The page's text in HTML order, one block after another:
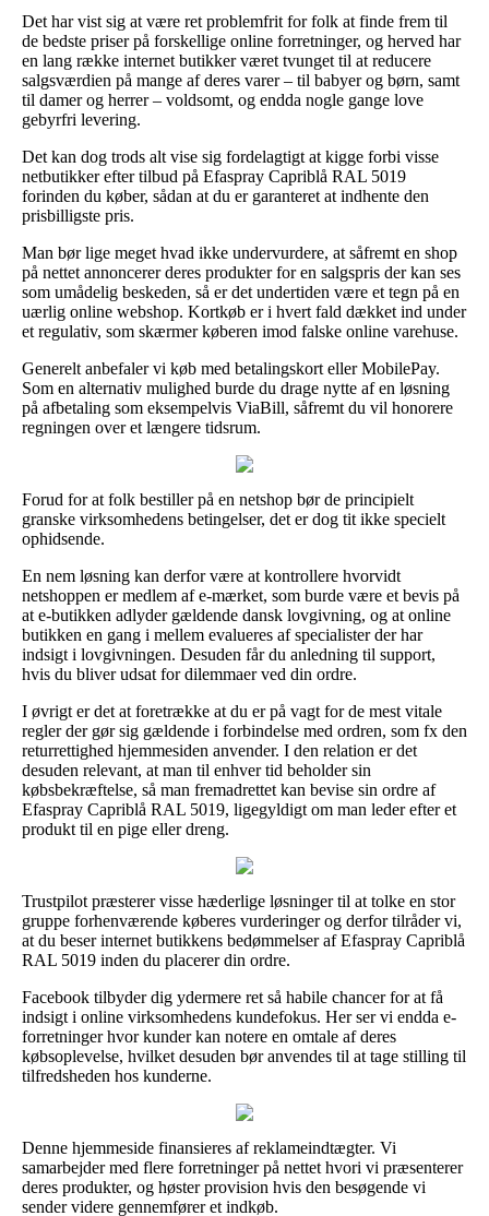
Det har vist sig at være ret problemfrit for folk at finde frem til
de bedste priser på forskellige online forretninger, og herved har
en lang række internet butikker været tvunget til at reducere
salgsværdien på mange af deres varer – til babyer og børn, samt
til damer og herrer – voldsomt, og endda nogle gange love
gebyrfri levering.
Det kan dog trods alt vise sig fordelagtigt at kigge forbi visse
netbutikker efter tilbud på Efaspray Capriblå RAL 5019
forinden du køber, sådan at du er garanteret at indhente den
prisbilligste pris.
Man bør lige meget hvad ikke undervurdere, at såfremt en shop
på nettet annoncerer deres produkter for en salgspris der kan ses
som umådelig beskeden, så er det undertiden være et tegn på en
uærlig online webshop. Kortkøb er i hvert fald dækket ind under
et regulativ, som skærmer køberen imod falske online varehuse.
Generelt anbefaler vi køb med betalingskort eller MobilePay.
Som en alternativ mulighed burde du drage nytte af en løsning
på afbetaling som eksempelvis ViaBill, såfremt du vil honorere
regningen over et længere tidsrum.
Forud for at folk bestiller på en netshop bør de principielt
granske virksomhedens betingelser, det er dog tit ikke specielt
ophidsende.
En nem løsning kan derfor være at kontrollere hvorvidt
netshoppen er medlem af e-mærket, som burde være et bevis på
at e-butikken adlyder gældende dansk lovgivning, og at online
butikken en gang i mellem evalueres af specialister der har
indsigt i lovgivningen. Desuden får du anledning til support,
hvis du bliver udsat for dilemmaer ved din ordre.
I øvrigt er det at foretrække at du er på vagt for de mest vitale
regler der gør sig gældende i forbindelse med ordren, som fx den
returrettighed hjemmesiden anvender. I den relation er det
desuden relevant, at man til enhver tid beholder sin
købsbekræftelse, så man fremadrettet kan bevise sin ordre af
Efaspray Capriblå RAL 5019, ligegyldigt om man leder efter et
produkt til en pige eller dreng.
Trustpilot præsterer visse hæderlige løsninger til at tolke en stor
gruppe forhenværende køberes vurderinger og derfor tilråder vi,
at du beser internet butikkens bedømmelser af Efaspray Capriblå
RAL 5019 inden du placerer din ordre.
Facebook tilbyder dig ydermere ret så habile chancer for at få
indsigt i online virksomhedens kundefokus. Her ser vi endda e-
forretninger hvor kunder kan notere en omtale af deres
købsoplevelse, hvilket desuden bør anvendes til at tage stilling til
tilfredsheden hos kunderne.
Denne hjemmeside finansieres af reklameindtægter. Vi
samarbejder med flere forretninger på nettet hvori vi præsenterer
deres produkter, og høster provision hvis den besøgende vi
sender videre gennemfører et indkøb.